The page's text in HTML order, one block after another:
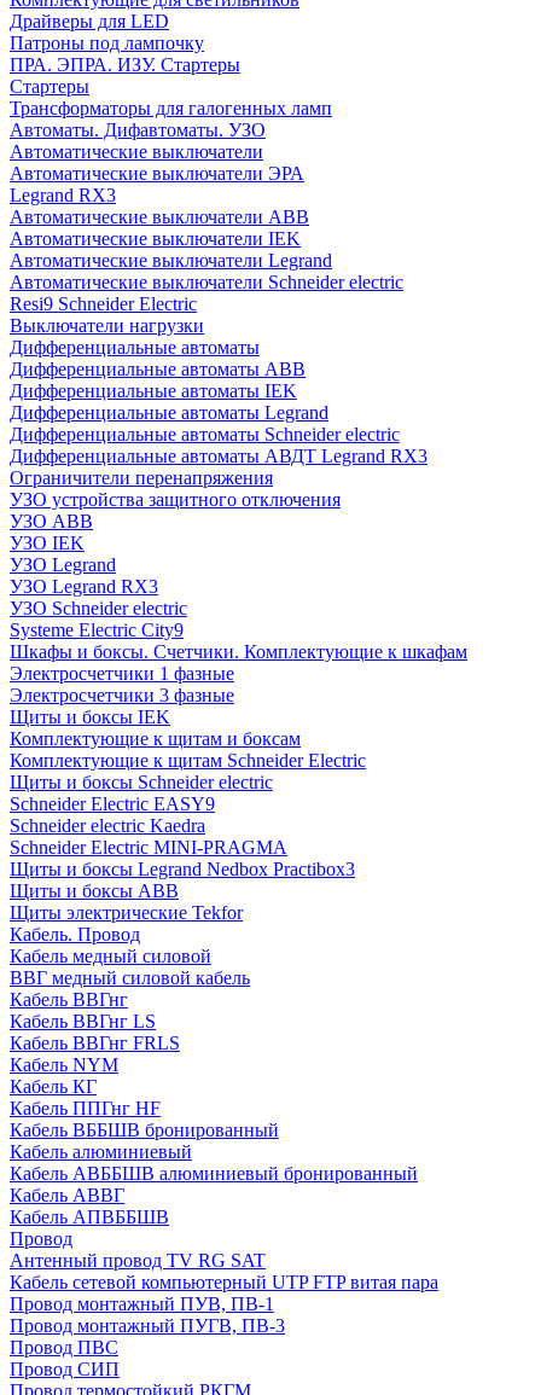
Драйверы для LED
Патроны под лампочку
ПРА. ЭПРА. ИЗУ. Стартеры
Стартеры
Трансформаторы для галогенных ламп
Автоматы. Дифавтоматы. УЗО
Автоматические выключатели
Автоматические выключатели ЭРА
Legrand RX3
Автоматические выключатели ABB
Автоматические выключатели IEK
Автоматические выключатели Legrand
Автоматические выключатели Schneider electric
Resi9 Schneider Electric
Выключатели нагрузки
Дифференциальные автоматы
Дифференциальные автоматы ABB
Дифференциальные автоматы IEK
Дифференциальные автоматы Legrand
Дифференциальные автоматы Schneider electric
Дифференциальные автоматы АВДТ Legrand RX3
Ограничители перенапряжения
УЗО устройства защитного отключения
УЗО ABB
УЗО IEK
УЗО Legrand
УЗО Legrand RX3
УЗО Schneider electric
Systeme Electric City9
Шкафы и боксы. Счетчики. Комплектующие к шкафам
Электросчетчики 1 фазные
Электросчетчики 3 фазные
Щиты и боксы IEK
Комплектующие к щитам и боксам
Комплектующие к щитам Schneider Electric
Щиты и боксы Schneider electric
Schneider Electric EASY9
Schneider electric Kaedra
Schneider Electric MINI-PRAGMA
Щиты и боксы Legrand Nedbox Practibox3
Щиты и боксы ABB
Щиты электрические Tekfor
Кабель. Провод
Кабель медный силовой
ВВГ медный силовой кабель
Кабель ВВГнг
Кабель ВВГнг LS
Кабель ВВГнг FRLS
Кабель NYM
Кабель КГ
Кабель ППГнг HF
Кабель ВББШВ бронированный
Кабель алюминиевый
Кабель АВББШВ алюминиевый бронированный
Кабель АВВГ
Кабель АПВББШВ
Провод
Антенный провод TV RG SAT
Кабель сетевой компьютерный UTP FTP витая пара
Провод монтажный ПУВ, ПВ-1
Провод монтажный ПУГВ, ПВ-3
Провод ПВС
Провод СИП
Провод термостойкий РКГМ